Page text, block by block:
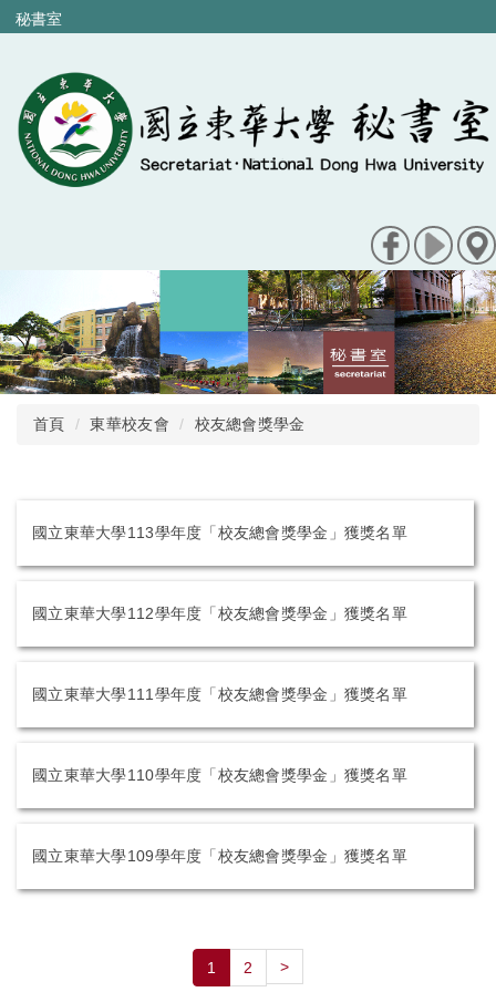
跳
到
內
容
區
秘書室
首頁 東華校友會 校友總會獎學金
國立東華大學113學年度「校友總會獎學金」獲獎名單
國立東華大學112學年度「校友總會獎學金」獲獎名單
國立東華大學111學年度「校友總會獎學金」獲獎名單
國立東華大學110學年度「校友總會獎學金」獲獎名單
國立東華大學109學年度「校友總會獎學金」獲獎名單
1 2 >